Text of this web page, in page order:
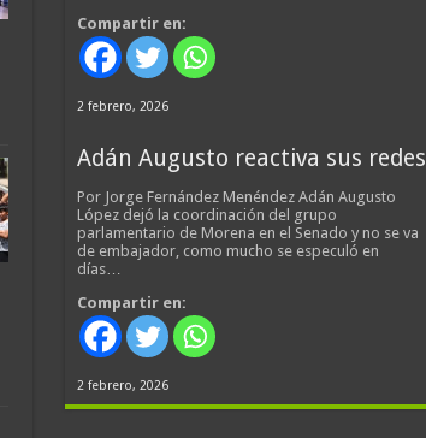
Compartir en:
2 febrero, 2026
Adán Augusto reactiva sus redes
Por Jorge Fernández Menéndez Adán Augusto
López dejó la coordinación del grupo
parlamentario de Morena en el Senado y no se va
de embajador, como mucho se especuló en
días…
Compartir en:
2 febrero, 2026